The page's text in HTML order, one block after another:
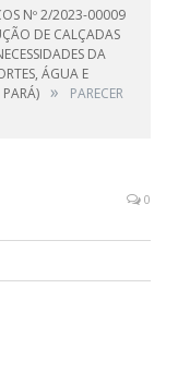
Nº 2/2023-00009
DE CALÇADAS
DA
ÁGUA E
»
PARECER
0